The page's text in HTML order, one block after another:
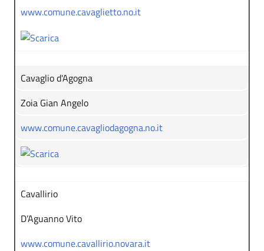
www.comune.cavaglietto.no.it
Cavaglio d'Agogna
Zoia Gian Angelo
www.comune.cavagliodagogna.no.it
Cavallirio
D’Aguanno Vito
www.comune.cavallirio.novara.it